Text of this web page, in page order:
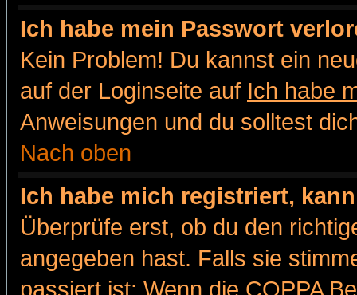
Ich habe mein Passwort
Kein Problem! Du kannst ein
auf der Loginseite auf Ich habe
Anweisungen und du solltest
Nach oben
Ich habe mich registriert,
Überprüfe erst, ob du den
angegeben hast. Falls sie
passiert ist: Wenn die COPPA